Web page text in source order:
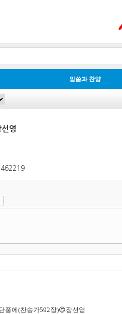
말씀과 찬양
영
풍에(찬송가592장)😍장선영